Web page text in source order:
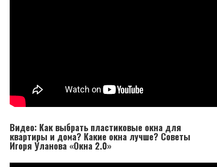
Видео: Как выбрать пластиковые окна для
квартиры и дома? Какие окна лучше? Советы
Игоря Уланова «Окна 2.0»